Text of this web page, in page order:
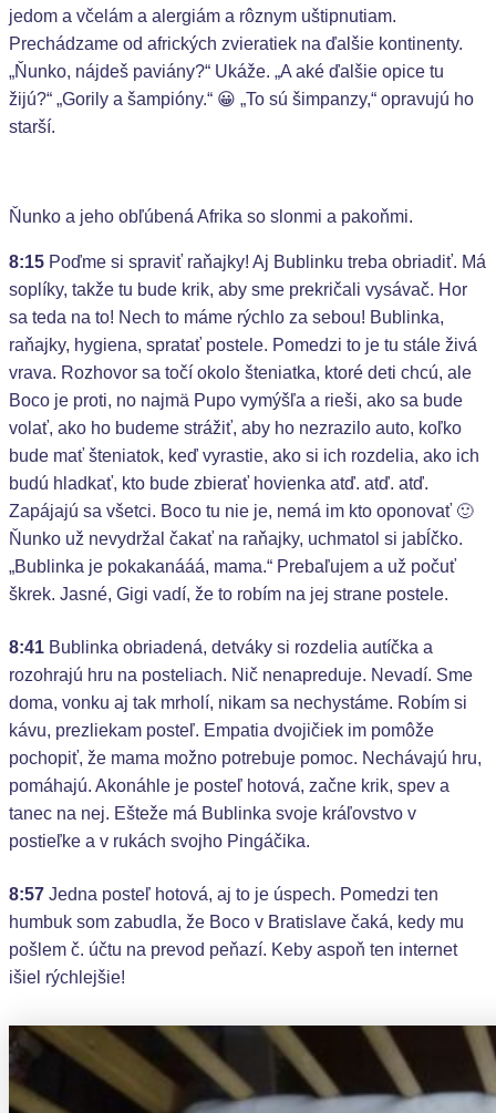
jedom a včelám a alergiám a rôznym uštipnutiam.
Prechádzame od afrických zvieratiek na ďalšie kontinenty.
„Ňunko, nájdeš paviány?“ Ukáže. „A aké ďalšie opice tu
žijú?“ „Gorily a šampióny.“ 😀 „To sú šimpanzy,“ opravujú ho
starší.
Ňunko a jeho obľúbená Afrika so slonmi a pakoňmi.
8:15 Poďme si spraviť raňajky! Aj Bublinku treba obriadiť. Má
soplíky, takže tu bude krik, aby sme prekričali vysávač. Hor
sa teda na to! Nech to máme rýchlo za sebou! Bublinka,
raňajky, hygiena, spratať postele. Pomedzi to je tu stále živá
vrava. Rozhovor sa točí okolo šteniatka, ktoré deti chcú, ale
Boco je proti, no najmä Pupo vymýšľa a rieši, ako sa bude
volať, ako ho budeme strážiť, aby ho nezrazilo auto, koľko
bude mať šteniatok, keď vyrastie, ako si ich rozdelia, ako ich
budú hladkať, kto bude zbierať hovienka atď. atď. atď.
Zapájajú sa všetci. Boco tu nie je, nemá im kto oponovať 🙂
Ňunko už nevydržal čakať na raňajky, uchmatol si jabĺčko.
„Bublinka je pokakanááá, mama.“ Prebaľujem a už počuť
škrek. Jasné, Gigi vadí, že to robím na jej strane postele.
8:41 Bublinka obriadená, detváky si rozdelia autíčka a
rozohrajú hru na posteliach. Nič nenapreduje. Nevadí. Sme
doma, vonku aj tak mrholí, nikam sa nechystáme. Robím si
kávu, prezliekam posteľ. Empatia dvojičiek im pomôže
pochopiť, že mama možno potrebuje pomoc. Nechávajú hru,
pomáhajú. Akonáhle je posteľ hotová, začne krik, spev a
tanec na nej. Ešteže má Bublinka svoje kráľovstvo v
postieľke a v rukách svojho Pingáčika.
8:57 Jedna posteľ hotová, aj to je úspech. Pomedzi ten
humbuk som zabudla, že Boco v Bratislave čaká, kedy mu
pošlem č. účtu na prevod peňazí. Keby aspoň ten internet
išiel rýchlejšie!